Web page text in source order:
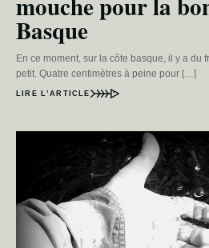
Basque
En ce moment, sur la côte basque, il y a du
petit. Quatre centimètres à peine pour […]
LIRE L’ARTICLE